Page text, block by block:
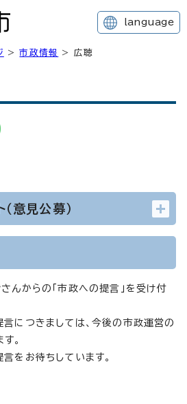
language
>市政情報 > 広聴
意見公募）
んからの「市政への提言」を受け付
につきましては、今後の市政運営の
。
をお待ちしています。